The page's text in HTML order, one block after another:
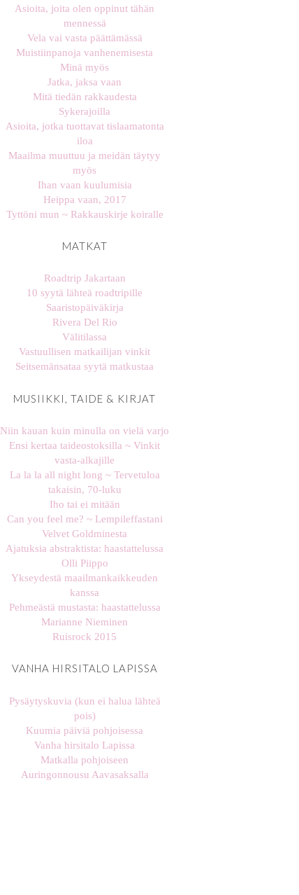
Asioita, joita olen oppinut tähän
mennessä
Vela vai vasta päättämässä
Muistiinpanoja vanhenemisesta
Minä myös
Jatka, jaksa vaan
Mitä tiedän rakkaudesta
Sykerajoilla
Asioita, jotka tuottavat tislaamatonta
iloa
Maailma muuttuu ja meidän täytyy
myös
Ihan vaan kuulumisia
Heippa vaan, 2017
Tyttöni mun ~ Rakkauskirje koiralle
MATKAT
Roadtrip Jakartaan
10 syytä lähteä roadtripille
Saaristopäiväkirja
Rivera Del Rio
Välitilassa
Vastuullisen matkailijan vinkit
Seitsemänsataa syytä matkustaa
MUSIIKKI, TAIDE & KIRJAT
Niin kauan kuin minulla on vielä varjo
Ensi kertaa taideostoksilla ~ Vinkit
vasta-alkajille
La la la all night long ~ Tervetuloa
takaisin, 70-luku
Iho tai ei mitään
Can you feel me? ~ Lempileffastani
Velvet Goldminesta
Ajatuksia abstraktista: haastattelussa
Olli Piippo
Ykseydestä maailmankaikkeuden
kanssa
Pehmeästä mustasta: haastattelussa
Marianne Nieminen
Ruisrock 2015
VANHA HIRSITALO LAPISSA
Pysäytyskuvia (kun ei halua lähteä
pois)
Kuumia päiviä pohjoisessa
Vanha hirsitalo Lapissa
Matkalla pohjoiseen
Auringonnousu Aavasaksalla